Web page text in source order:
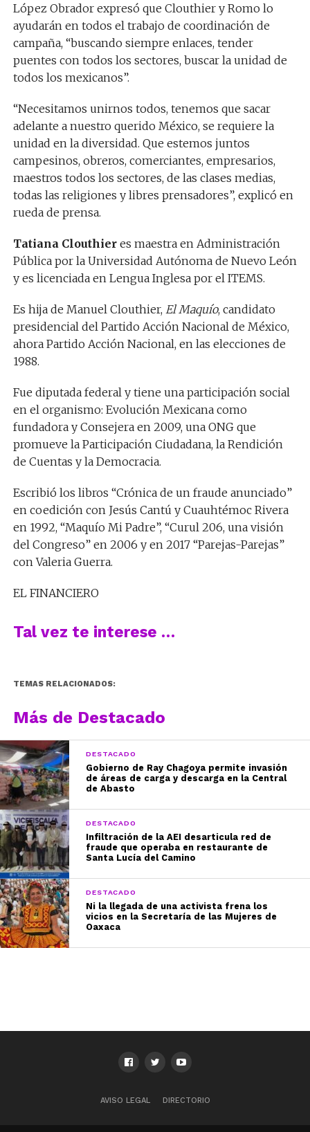
López Obrador expresó que Clouthier y Romo lo
ayudarán en todos el trabajo de coordinación de
campaña, “buscando siempre enlaces, tender
puentes con todos los sectores, buscar la unidad de
todos los mexicanos”.
“Necesitamos unirnos todos, tenemos que sacar
adelante a nuestro querido México, se requiere la
unidad en la diversidad. Que estemos juntos
campesinos, obreros, comerciantes, empresarios,
maestros todos los sectores, de las clases medias,
todas las religiones y libres prensadores”, explicó en
rueda de prensa.
Tatiana Clouthier es maestra en Administración
Pública por la Universidad Autónoma de Nuevo León
y es licenciada en Lengua Inglesa por el ITEMS.
Es hija de Manuel Clouthier, El Maquío, candidato
presidencial del Partido Acción Nacional de México,
ahora Partido Acción Nacional, en las elecciones de
1988.
Fue diputada federal y tiene una participación social
en el organismo: Evolución Mexicana como
fundadora y Consejera en 2009, una ONG que
promueve la Participación Ciudadana, la Rendición
de Cuentas y la Democracia.
Escribió los libros “Crónica de un fraude anunciado”
en coedición con Jesús Cantú y Cuauhtémoc Rivera
en 1992, “Maquío Mi Padre”, “Curul 206, una visión
del Congreso” en 2006 y en 2017 “Parejas-Parejas”
con Valeria Guerra.
EL FINANCIERO
Tal vez te interese …
TEMAS RELACIONADOS:
Más de Destacado
DESTACADO
Gobierno de Ray Chagoya permite invasión
de áreas de carga y descarga en la Central
de Abasto
DESTACADO
Infiltración de la AEI desarticula red de
fraude que operaba en restaurante de
Santa Lucía del Camino
DESTACADO
Ni la llegada de una activista frena los
vicios en la Secretaría de las Mujeres de
Oaxaca
AVISO LEGAL DIRECTORIO